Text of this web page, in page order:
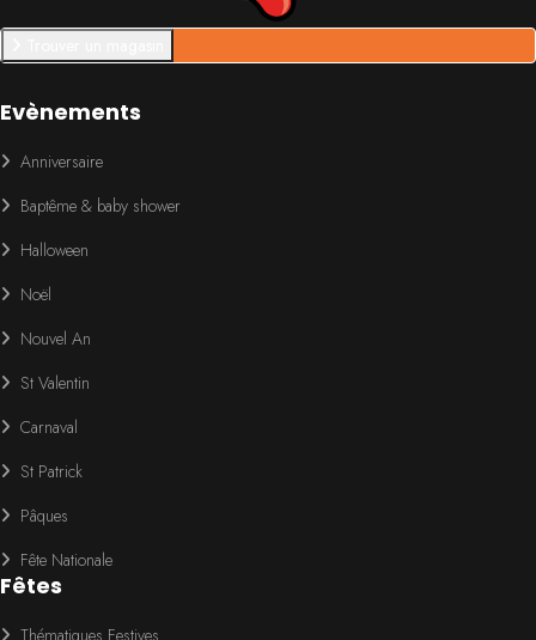
Evènements
Anniversaire
Baptême & baby shower
Halloween
Noël
Nouvel An
St Valentin
Carnaval
St Patrick
Pâques
Fête Nationale
Fêtes
Thématiques Festives